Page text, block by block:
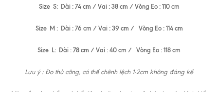
Size S: Dài : 74 cm / Vai : 38 cm / Vòng Eo : 110 cm
Size M : Dài : 76 cm / Vai : 39 cm / Vòng Eo : 114 cm
Size L: Dài : 78 cm / Vai : 40 cm / Vòng Eo : 118 cm
Lưu ý : Đo thủ công, có thể chênh lệch 1-2cm không đáng kể